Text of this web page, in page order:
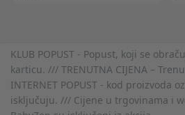
KLUB POPUST - Popust, koji se
karticu. /// TRENUTNA CIJENA –
INTERNET POPUST - kod
isključuju. /// Cijene u trgovinama i